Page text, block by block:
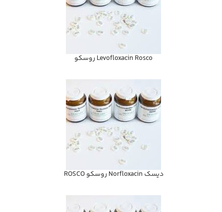
Levofloxacin Rosco روسكو
ديسك Norfloxacin روسكو ROSCO